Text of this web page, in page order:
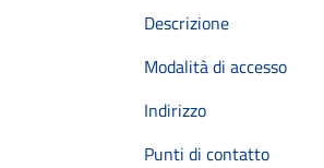
Descrizione
Modalità di accesso
Indirizzo
Punti di contatto